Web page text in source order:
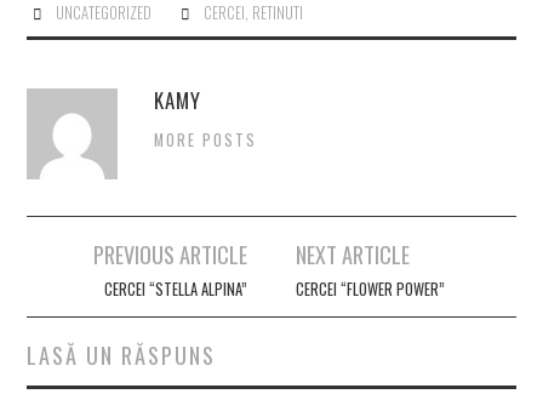
UNCATEGORIZED CERCEI, RETINUTI
KAMY
MORE POSTS
navigation
PREVIOUS ARTICLE
CERCEI “STELLA ALPINA”
NEXT ARTICLE
CERCEI “FLOWER POWER”
LASĂ UN RĂSPUNS